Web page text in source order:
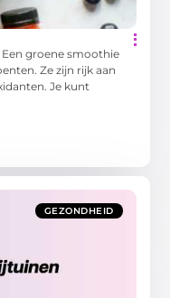
groene smoothie
Ze zijn rijk aan
Je kunt
GEZONDHEID